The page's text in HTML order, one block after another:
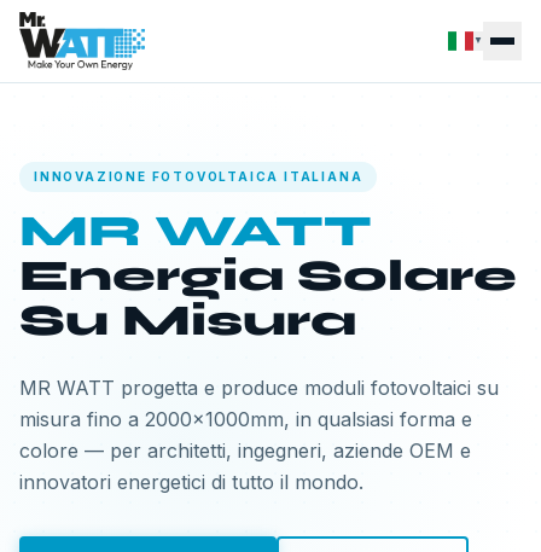
▼
INNOVAZIONE FOTOVOLTAICA ITALIANA
MR WATT
Energia Solare
Su Misura
MR WATT progetta e produce moduli fotovoltaici su
misura fino a 2000×1000mm, in qualsiasi forma e
colore — per architetti, ingegneri, aziende OEM e
innovatori energetici di tutto il mondo.